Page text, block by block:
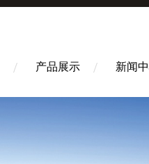
产品展示 新闻